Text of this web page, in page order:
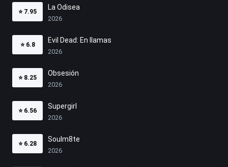
⭐ 7.95
La Odisea
2026
⭐ 6.8
Evil Dead: En llamas
2026
⭐ 8.25
Obsesión
2026
⭐ 6.56
Supergirl
2026
⭐ 6.28
Soulm8te
2026